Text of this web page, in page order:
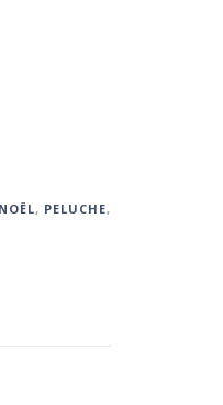
, PELUCHE,